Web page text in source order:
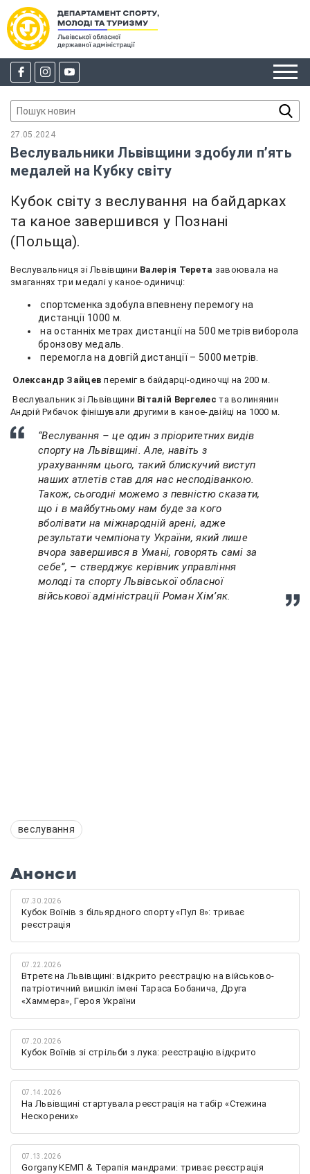
27.05.2024
Веслувальники Львівщини здобули п’ять
медалей на Кубку світу
Кубок світу з веслування на байдарках
та каное завершився у Познані
(Польща).
Веслувальниця зі Львівщини Валерія Терета завоювала на
змаганнях три медалі у каное-одиничці:
спортсменка здобула впевнену перемогу на
дистанції 1000 м.
на останніх метрах дистанції на 500 метрів виборола
бронзову медаль.
перемогла на довгій дистанції – 5000 метрів.
Олександр Зайцев переміг в байдарці-одиночці на 200 м.
Веслувальник зі Львівщини Віталій Вергелес та волинянин
Андрій Рибачок фінішували другими в каное-двійці на 1000 м.
“Веслування – це один з пріоритетних видів
спорту на Львівщині. Але, навіть з
урахуванням цього, такий блискучий виступ
наших атлетів став для нас несподіванкою.
Також, сьогодні можемо з певністю сказати,
що і в майбутньому нам буде за кого
вболівати на міжнародній арені, адже
результати чемпіонату України, який лише
вчора завершився в Умані, говорять самі за
себе”, – стверджує керівник управління
молоді та спорту Львівської обласної
військової адміністрації Роман Хім’як.
веслування
Анонси
07.30.2026
Кубок Воїнів з більярдного спорту «Пул 8»: триває
реєстрація
07.22.2026
Втретє на Львівщині: відкрито реєстрацію на військово-
патріотичний вишкіл імені Тараса Бобанича, Друга
«Хаммера», Героя України
07.20.2026
Кубок Воїнів зі стрільби з лука: реєстрацію відкрито
07.14.2026
На Львівщині стартувала реєстрація на табір «Стежина
Нескорених»
07.13.2026
Gorgany КЕМП & Терапія мандрами: триває реєстрація